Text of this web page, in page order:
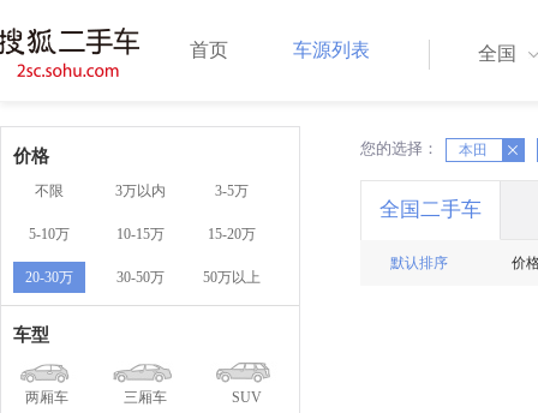
首页 车源列表 全国
价格
不限 3万以内 3-5万
5-10万 10-15万 15-20万
20-30万 30-50万 50万以上
车型
两厢车 三厢车 SUV
您的选择： 本田
X X
全国二手车
默认排序 价